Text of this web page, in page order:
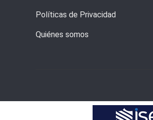
Políticas de Privacidad
Quiénes somos